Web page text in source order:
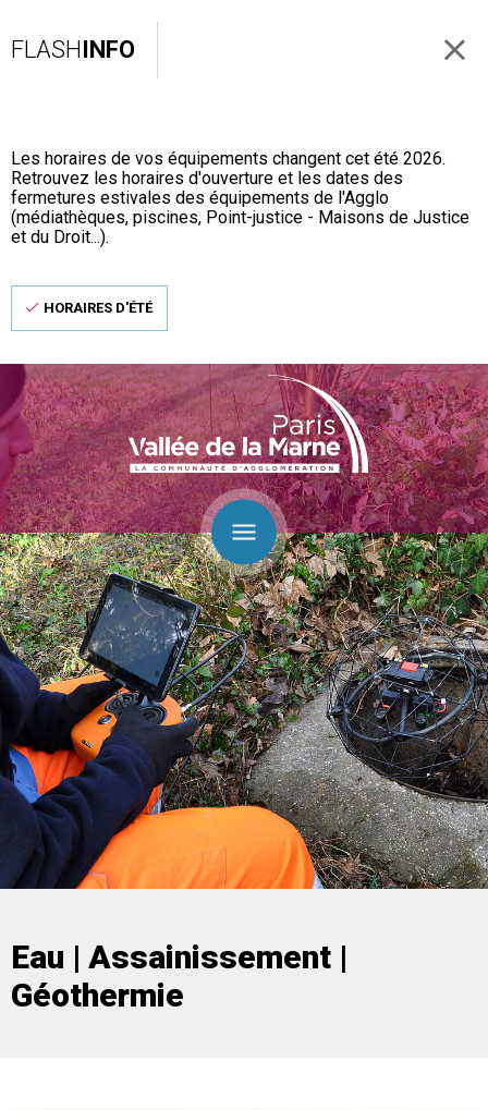
FLASHINFO
Les horaires de vos équipements changent cet été 2026.
Retrouvez les horaires d'ouverture et les dates des
fermetures estivales des équipements de l'Agglo
(médiathèques, piscines, Point-justice - Maisons de Justice
et du Droit...).
HORAIRES D'ÉTÉ
Eau | Assainissement |
Géothermie